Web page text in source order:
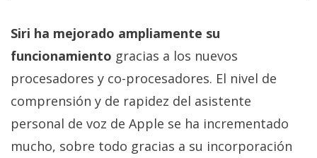
Siri ha mejorado ampliamente su
funcionamiento gracias a los nuevos
procesadores y co-procesadores. El nivel de
comprensión y de rapidez del asistente
personal de voz de Apple se ha incrementado
mucho, sobre todo gracias a su incorporación